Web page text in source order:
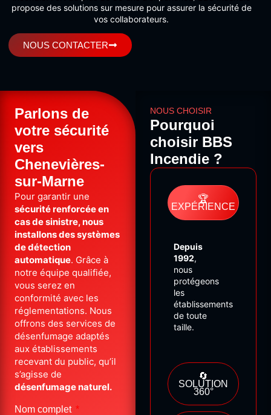
propose des solutions sur mesure pour assurer la sécurité de
vos collaborateurs.
NOUS CONTACTER
Parlons de
votre sécurité
vers
Chenevières-
sur-Marne
Pour garantir une
sécurité renforcée en
cas de sinistre, nous
installons des systèmes
de détection
automatique. Grâce à
notre équipe qualifiée,
vous serez en
conformité avec les
réglementations. Nous
offrons des services de
désenfumage adaptés
aux établissements
recevant du public, qu’il
s’agisse de
désenfumage naturel.
Nom complet
NOUS CHOISIR
Pourquoi
choisir BBS
Incendie ?
🏆
EXPÉRIENCE
🔄
SOLUTION
360°
Depuis
1992,
nous
protégeons
les
établissements
de toute
taille.